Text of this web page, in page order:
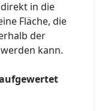
in die
Fläche, die
der
kann.